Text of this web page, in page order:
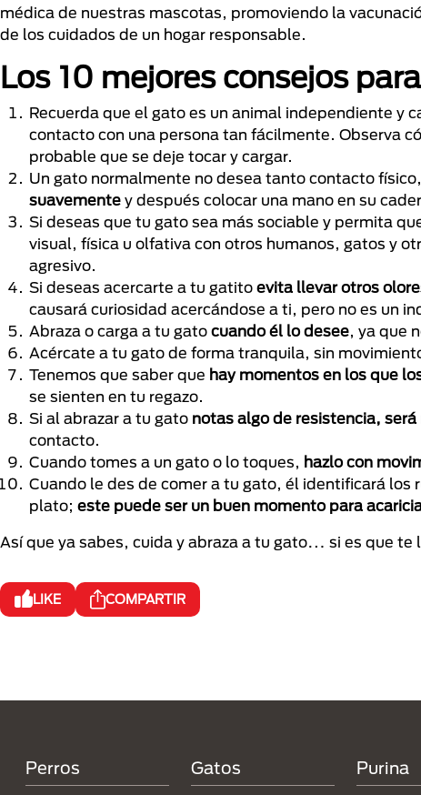
médica de nuestras mascotas, promoviendo la
de los cuidados de un hogar responsable.
Los 10 mejores consejos
Recuerda que el gato es un animal independiente y
contacto con una persona tan fácilmente. Observa
probable que se deje tocar y cargar.
Un gato normalmente no desea tanto contacto
suavemente y después colocar una mano en su
Si deseas que tu gato sea más sociable y permita
visual, física u olfativa con otros humanos, gatos y
agresivo.
Si deseas acercarte a tu gatito evita llevar otros
causará curiosidad acercándose a ti, pero no es un
Abraza o carga a tu gato cuando él lo desee, ya que
Acércate a tu gato de forma tranquila, sin
Tenemos que saber que hay momentos en los que
se sienten en tu regazo.
Si al abrazar a tu gato notas algo de resistencia,
contacto.
Cuando tomes a un gato o lo toques, hazlo con
Cuando le des de comer a tu gato, él identificará los
plato; este puede ser un buen momento para
Así que ya sabes, cuida y abraza a tu gato… si es que te
LIKE COMPARTIR
Perros Gatos Purina